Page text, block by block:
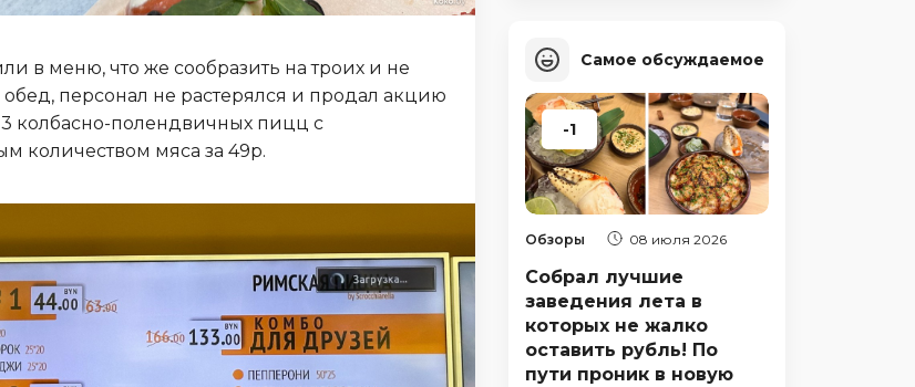
в меню, что же сообразить на троих и не
обед, персонал не растерялся и продал акцию
3 колбасно-полендвичных пицц с
количеством мяса за 49р.
Самое обсуждаемое
-1
Обзоры 08 июля 2026
Собрал лучшие
заведения лета в
которых не жалко
оставить рубль! По
пути проник в новую